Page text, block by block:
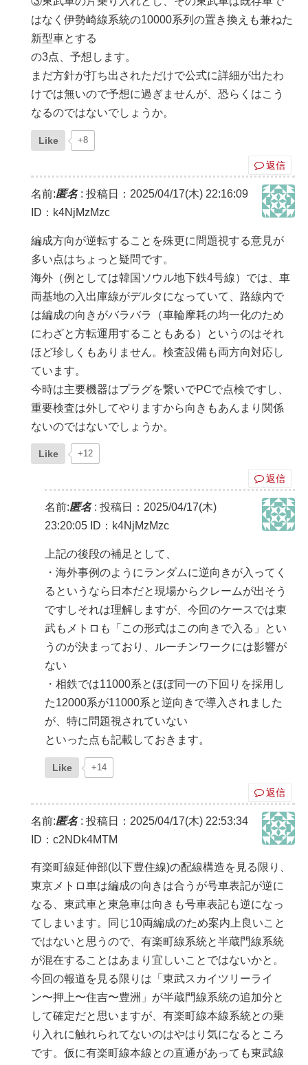
はなく伊勢崎線系統の10000系列の置き換えも兼ねた
新型車とする
の3点、予想します。
まだ方針が打ち出されただけで公式に詳細が出たわ
けでは無いので予想に過ぎませんが、恐らくはこう
なるのではないでしょうか。
Like +8
返信
名前:匿名: 投稿日：2025/04/17(木) 22:16:09
ID：k4NjMzMzc
編成方向が逆転することを殊更に問題視する意見が
多い点はちょっと疑問です。
海外（例としては韓国ソウル地下鉄4号線）では、車
両基地の入出庫線がデルタになっていて、路線内で
は編成の向きがバラバラ（車輪摩耗の均一化のため
にわざと方転運用することもある）というのはそれ
ほど珍しくもありません。検査設備も両方向対応し
ています。
今時は主要機器はプラグを繋いでPCで点検ですし、
重要検査は外してやりますから向きもあんまり関係
ないのではないでしょうか。
Like +12
返信
名前:匿名: 投稿日：2025/04/17(木)
23:20:05 ID：k4NjMzMzc
上記の後段の補足として、
・海外事例のようにランダムに逆向きが入ってく
るというなら日本だと現場からクレームが出そう
ですしそれは理解しますが、今回のケースでは東
武もメトロも「この形式はこの向きで入る」とい
うのが決まっており、ルーチンワークには影響が
ない
・相鉄では11000系とほぼ同一の下回りを採用し
た12000系が11000系と逆向きで導入されました
が、特に問題視されていない
といった点も記載しておきます。
Like +14
返信
名前:匿名: 投稿日：2025/04/17(木) 22:53:34
ID：c2NDk4MTM
有楽町線延伸部(以下豊住線)の配線構造を見る限り、
東京メトロ車は編成の向きは合うが号車表記が逆に
なる、東武車と東急車は向きも号車表記も逆になっ
てしまいます。同じ10両編成のため案内上良いこと
ではないと思うので、有楽町線系統と半蔵門線系統
が混在することはあまり宜しいことではないかと。
今回の報道を見る限りは「東武スカイツリーライ
ン〜押上〜住吉〜豊洲」が半蔵門線系統の追加分と
して確定だと思いますが、有楽町線本線系統との乗
り入れに触れられてないのはやはり気になるところ
です。仮に有楽町線本線との直通があっても東武線